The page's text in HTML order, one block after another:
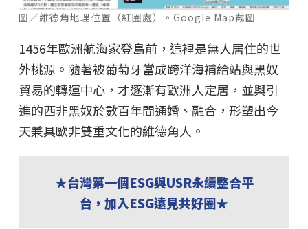
圖／維德角地理位置（紅圈處）。Google Map截圖
1456年歐洲航海家登島前，這裡是無人居住的世
外桃源。隨著被葡萄牙當成跨洋海補給站與黑奴
貿易的轉運中心，才逐漸有歐洲人定居，並與引
進的西非黑奴於數百年間通婚、融合，形塑出今
天兼具歐非雙重文化的維德角人。
★台灣第一個ESG與USR永續整合平
台，加入ESG遠見共好圈★